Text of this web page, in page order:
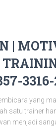
|
yang
satu trainer
menjadi